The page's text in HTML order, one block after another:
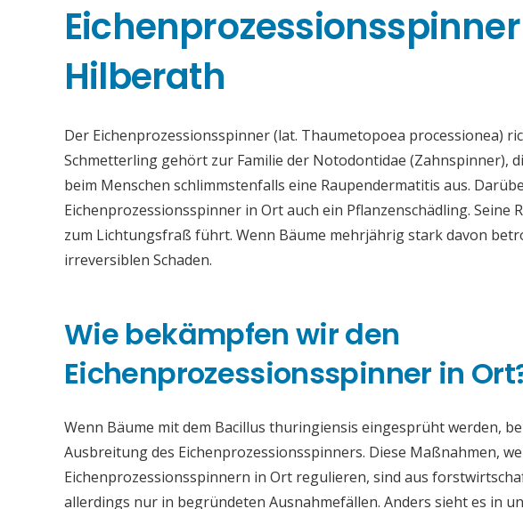
Hilberath
Der Eichenprozessionsspinner (lat. Thaumetopoea processionea)
Schmetterling gehört zur Familie der Notodontidae (Zahnspinner),
beim Menschen schlimmstenfalls eine Raupendermatitis aus.
Eichenprozessionsspinner in Ort auch ein Pflanzenschädling. Seine
zum Lichtungsfraß führt. Wenn Bäume mehrjährig stark davon
irreversiblen Schaden.
Wie bekämpfen wir den
Eichenprozessionsspinner in
Wenn Bäume mit dem Bacillus thuringiensis eingesprüht werden,
Ausbreitung des Eichenprozessionsspinners. Diese Maßnahmen,
Eichenprozessionsspinnern in Ort regulieren, sind aus
allerdings nur in begründeten Ausnahmefällen. Anders sieht es in